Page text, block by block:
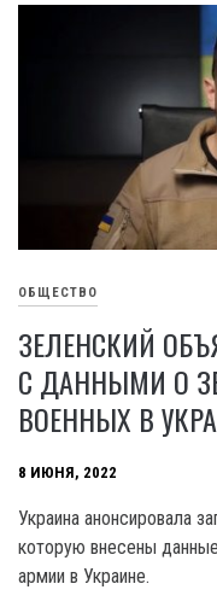
ОБЩЕСТВО
ЗЕЛЕНСКИЙ
С ДАННЫМИ О
ВОЕННЫХ В
8 ИЮНЯ, 2022
Украина анонсировала
которую внесены
армии в Украине.